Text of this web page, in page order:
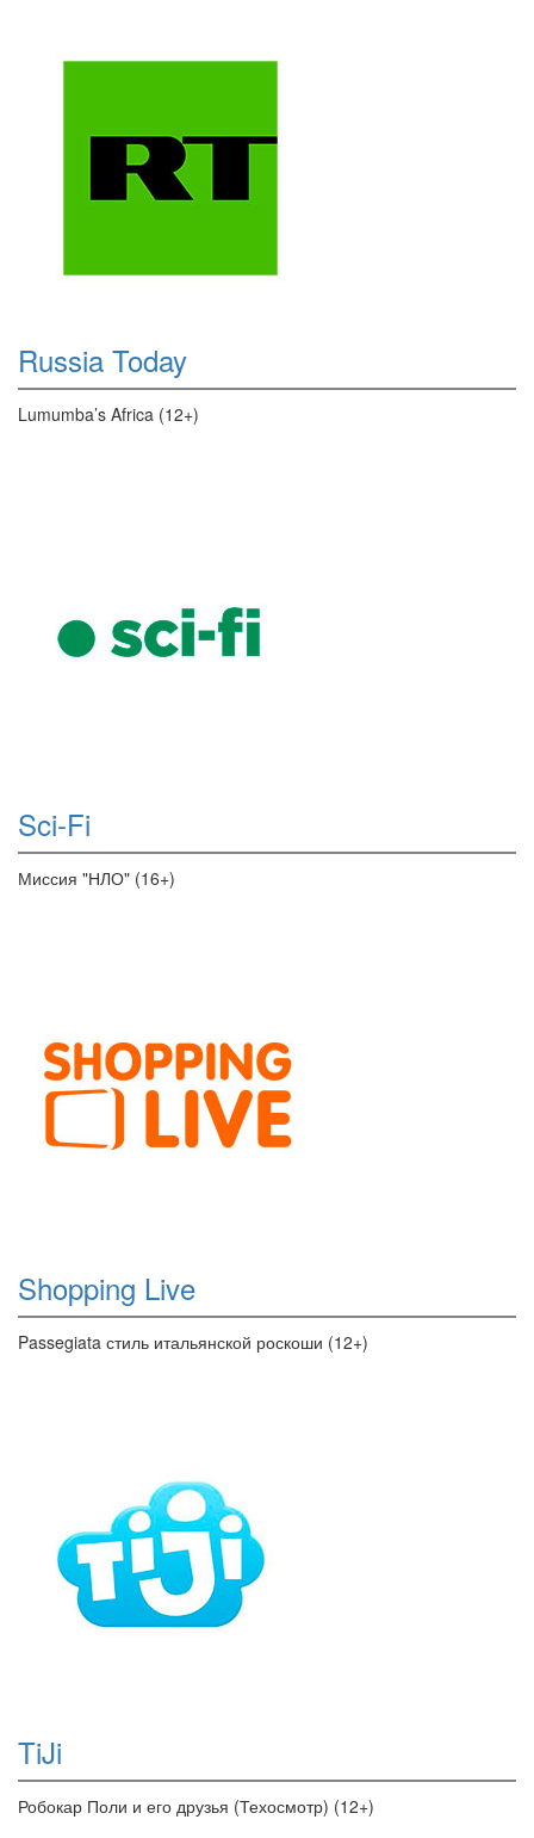
Russia Today
Lumumba’s Africa (12+)
Sci-Fi
Миссия "НЛО" (16+)
Shopping Live
Passegiata стиль итальянской роскоши (12+)
TiJi
Робокар Поли и его друзья (Техосмотр) (12+)